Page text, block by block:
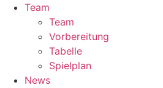
Team
Team
Vorbereitung
Tabelle
Spielplan
News